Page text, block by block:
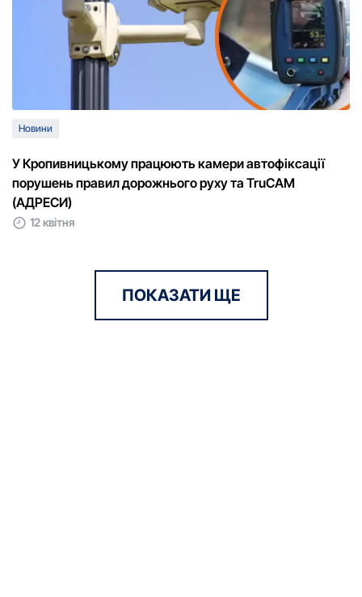
Новини
У Кропивницькому працюють камери автофіксації
порушень правил дорожнього руху та TruCAM
(АДРЕСИ)
12 квітня
ПОКАЗАТИ ЩЕ